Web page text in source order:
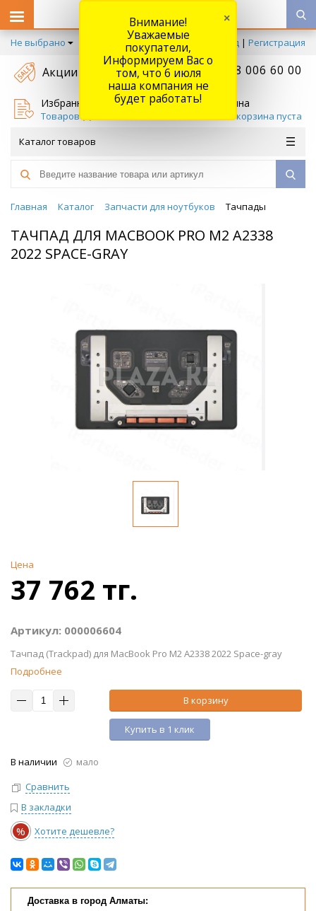
Не выбрано Вход | Регистрация
Акции +7 778 006 60 00
Избранное
Товаров (
Корзина
Ваша корзина пуста
Каталог товаров
Главная Каталог Запчасти для ноутбуков Тачпады
ТАЧПАД ДЛЯ MACBOOK PRO M2 A2338
2022 SPACE-GRAY
Цена
37 762 тг.
Артикул: 000006604
Тачпад (Trackpad) для MacBook Pro M2 A2338 2022 Space-gray
Подробнее
В корзину
Купить в 1 клик
В наличии
мало
Сравнить
В закладки
% Хотите дешевле?
Доставка в город Алматы:
Внимание!
Уважаемые
покупатели,
Информируем Вас о
том, что 6 июля
наша компания не
будет работать!
×